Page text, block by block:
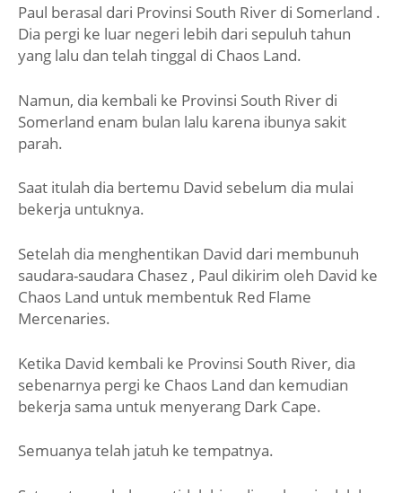
Paul berasal dari Provinsi South River di Somerland .
Dia pergi ke luar negeri lebih dari sepuluh tahun
yang lalu dan telah tinggal di Chaos Land.
Namun, dia kembali ke Provinsi South River di
Somerland enam bulan lalu karena ibunya sakit
parah.
Saat itulah dia bertemu David sebelum dia mulai
bekerja untuknya.
Setelah dia menghentikan David dari membunuh
saudara-saudara Chasez , Paul dikirim oleh David ke
Chaos Land untuk membentuk Red Flame
Mercenaries.
Ketika David kembali ke Provinsi South River, dia
sebenarnya pergi ke Chaos Land dan kemudian
bekerja sama untuk menyerang Dark Cape.
Semuanya telah jatuh ke tempatnya.